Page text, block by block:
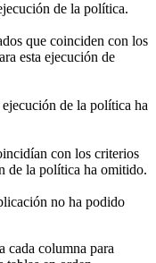
de la política.
que coinciden con los
esta ejecución de
de la política ha
con los criterios
de la política ha omitido.
no ha podido
cada columna para